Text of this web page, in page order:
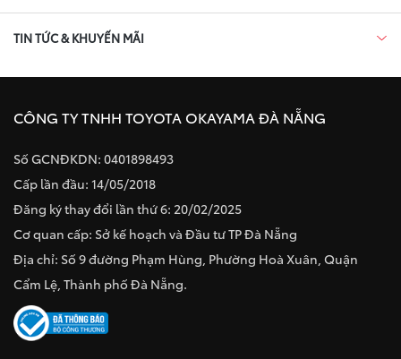
TIN TỨC & KHUYẾN MÃI
CÔNG TY TNHH TOYOTA OKAYAMA ĐÀ NẴNG
Số GCNĐKDN: 0401898493
Cấp lần đầu: 14/05/2018
Đăng ký thay đổi lần thứ 6: 20/02/2025
Cơ quan cấp: Sở kế hoạch và Đầu tư TP Đà Nẵng
Địa chỉ: Số 9 đường Phạm Hùng, Phường Hoà Xuân, Quận
Cẩm Lệ, Thành phố Đà Nẵng.